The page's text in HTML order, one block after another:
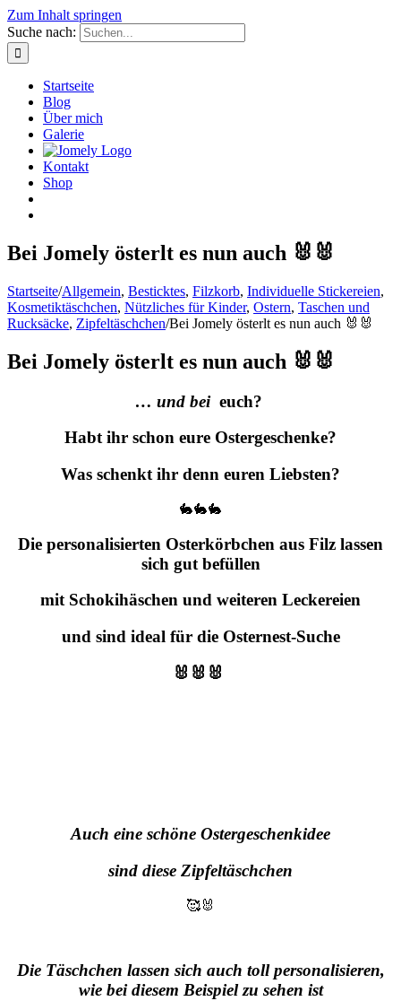
Zum Inhalt springen
Suche nach:
Startseite
Blog
Über mich
Galerie
Kontakt
Shop
Bei Jomely österlt es nun auch 🐰🐰
Startseite/Allgemein, Besticktes, Filzkorb, Individuelle Stickereien,
Kosmetiktäschchen, Nützliches für Kinder, Ostern, Taschen und
Rucksäcke, Zipfeltäschchen/Bei Jomely österlt es nun auch 🐰🐰
Bei Jomely österlt es nun auch 🐰🐰
… und beieuch?
Habt ihr schon eure Ostergeschenke?
Was schenkt ihr denn euren Liebsten?
🐇🐇🐇
Die personalisierten Osterkörbchen aus Filz lassen
sich gut befüllen
mit Schokihäschen und weiteren Leckereien
und sind ideal für die Osternest-Suche
🐰🐰🐰
Auch eine schöne Ostergeschenkidee
sind diese Zipfeltäschchen
🥰🐰
Die Täschchen lassen sich auch toll personalisieren,
wie bei diesem Beispiel zu sehen ist